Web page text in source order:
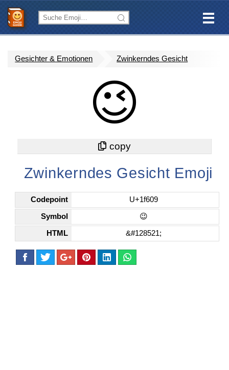
Gesichter & Emotionen Zwinkerndes Gesicht
😉
Zwinkerndes Gesicht Emoji
Codepoint U+1f609
Symbol 😉
HTML &#128521;